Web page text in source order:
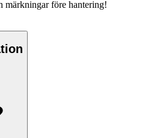
märkningar före hantering!